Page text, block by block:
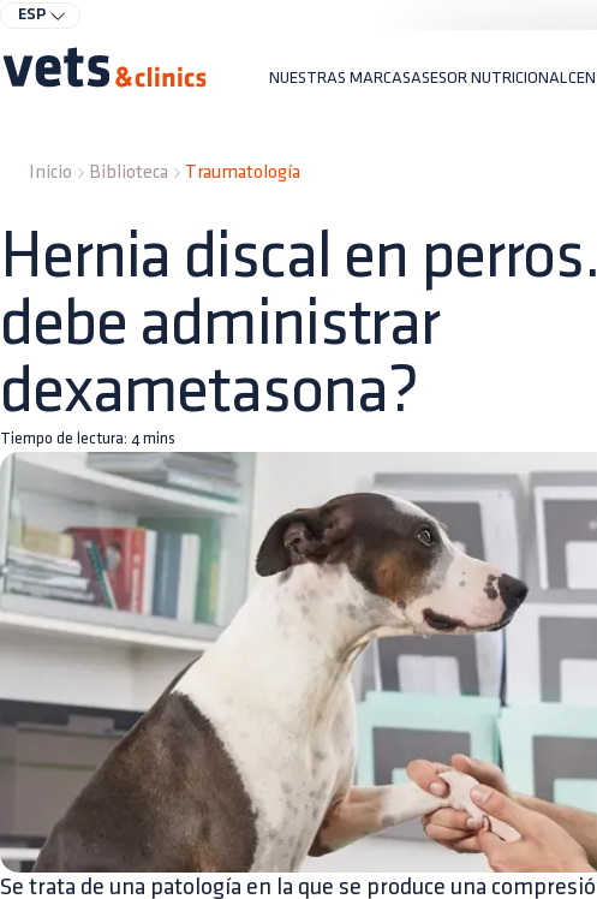
ESP
NUESTRAS MARCASASESOR NUTRICIONAL
Inicio Biblioteca Traumatología
Hernia discal en
debe administrar
dexametasona?
Tiempo de lectura: 4 mins
Se trata de una patología en la que se produce una